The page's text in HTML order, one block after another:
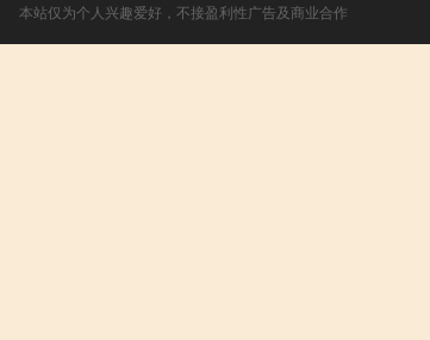
本站仅为个人兴趣爱好，不接盈利性广告及商业合作